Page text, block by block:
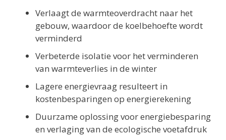
Verlaagt de warmteoverdracht naar het
gebouw, waardoor de koelbehoefte wordt
verminderd
Verbeterde isolatie voor het verminderen
van warmteverlies in de winter
Lagere energievraag resulteert in
kostenbesparingen op energierekening
Duurzame oplossing voor energiebesparing
en verlaging van de ecologische voetafdruk